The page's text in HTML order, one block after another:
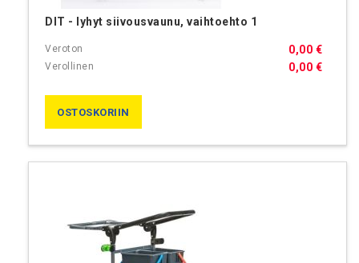
DIT - lyhyt siivousvaunu, vaihtoehto 1
0,00 €
0,00 €
OSTOSKORIIN